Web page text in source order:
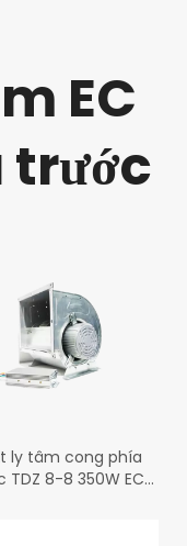
EC
ly tâm cong phía
TDZ 8-8 350W EC